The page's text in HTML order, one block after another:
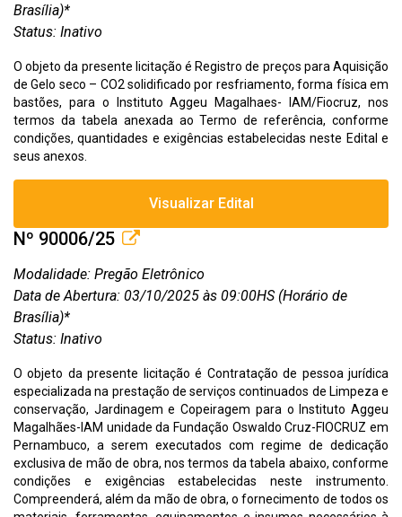
Brasília)*
Status: Inativo
O objeto da presente licitação é Registro de preços para Aquisição
de Gelo seco – CO2 solidificado por resfriamento, forma física em
bastões, para o Instituto Aggeu Magalhaes- IAM/Fiocruz, nos
termos da tabela anexada ao Termo de referência, conforme
condições, quantidades e exigências estabelecidas neste Edital e
seus anexos.
Visualizar Edital
Nº 90006/25
Modalidade: Pregão Eletrônico
Data de Abertura: 03/10/2025 às 09:00HS (Horário de
Brasília)*
Status: Inativo
O objeto da presente licitação é Contratação de pessoa jurídica
especializada na prestação de serviços continuados de Limpeza e
conservação, Jardinagem e Copeiragem para o Instituto Aggeu
Magalhães-IAM unidade da Fundação Oswaldo Cruz-FIOCRUZ em
Pernambuco, a serem executados com regime de dedicação
exclusiva de mão de obra, nos termos da tabela abaixo, conforme
condições e exigências estabelecidas neste instrumento.
Compreenderá, além da mão de obra, o fornecimento de todos os